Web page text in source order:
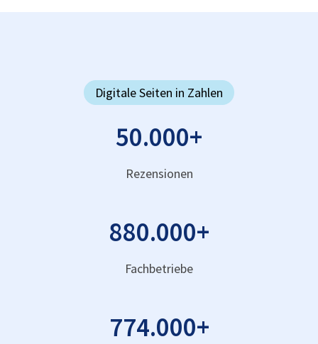
Digitale Seiten in Zahlen
50.000+
Rezensionen
880.000+
Fachbetriebe
774.000+